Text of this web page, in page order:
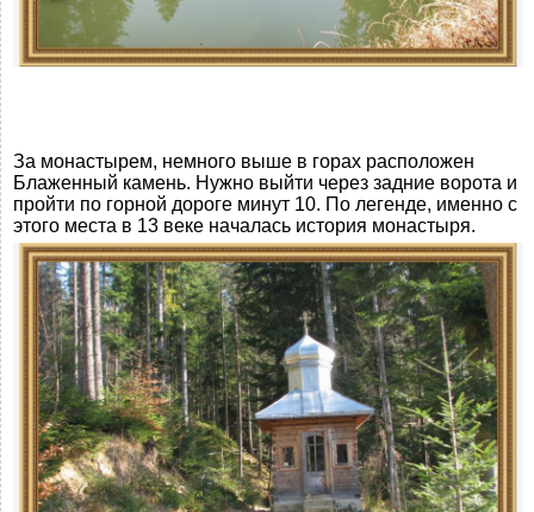
За монастырем, немного выше в горах расположен
Блаженный камень. Нужно выйти через задние ворота и
пройти по горной дороге минут 10. По легенде, именно с
этого места в 13 веке началась история монастыря.